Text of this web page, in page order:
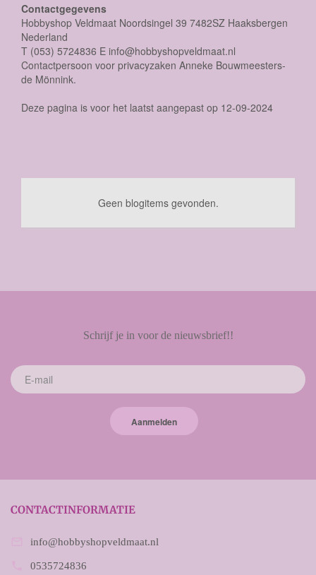
Contactgegevens
Hobbyshop Veldmaat Noordsingel 39 7482SZ Haaksbergen
Nederland
T (053) 5724836 E info@hobbyshopveldmaat.nl
Contactpersoon voor privacyzaken Anneke Bouwmeesters-
de Mönnink.
Deze pagina is voor het laatst aangepast op 12-09-2024
Geen blogitems gevonden.
Schrijf je in voor de nieuwsbrief!!
Aanmelden
CONTACTINFORMATIE
info@hobbyshopveldmaat.nl
0535724836